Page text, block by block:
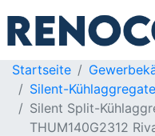
Startseite
Silent-Kühlaggregate
Silent Split-
THUM140G2312